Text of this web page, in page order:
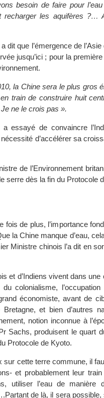
besoin de faire pour
recharger les aquifères ?…
dit que l’émergence de
jusqu’ici ; pour la
la Chine sera le plus gros
train de construire huit
ne le crois pas ».
essayé de convaincre
nécessité d’accélérer sa
de l’Environnement
serre dès la fin du Protocole
fois de plus, l’importance
la Chine manque d’eau,
Ministre chinois l’a dit en
et d’Indiens vivent dans
colonialisme,
économiste, avant de
et bien d’autres
notion inconnue à
Sachs, produisent le quart
Protocole de Kyoto.
sur cette terre commune, il
et probablement leur
utiliser l’eau de
de là, il sera